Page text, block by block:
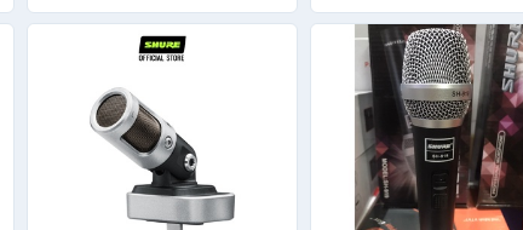
Karaok
biểu diễn chuyên nghiệp